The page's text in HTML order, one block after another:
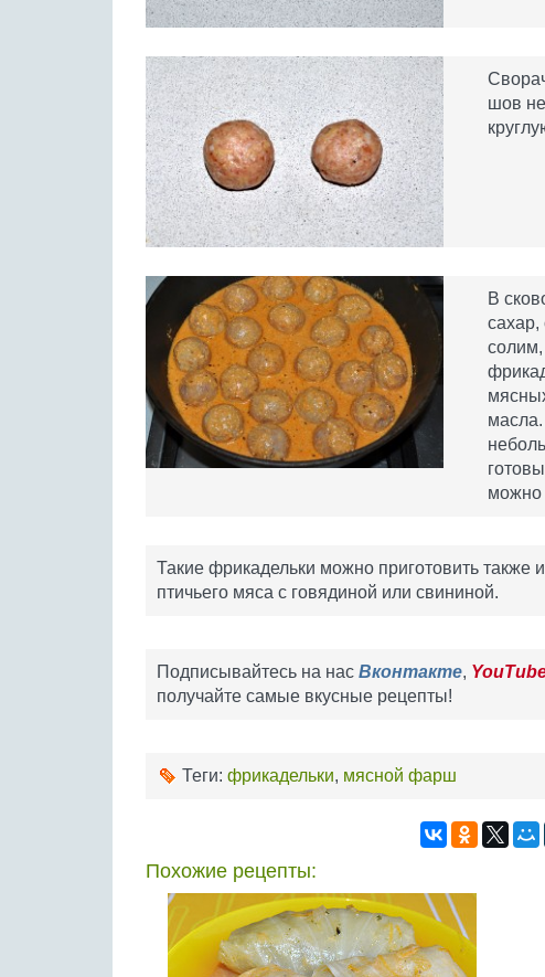
шов
В
сахар,
можно
Такие фрикадельки можно приготовить также
птичьего мяса с говядиной или свининой.
Подписывайтесь на нас Вконтакте,
получайте самые вкусные рецепты!
Теги: фрикадельки, мясной фарш
Похожие рецепты: